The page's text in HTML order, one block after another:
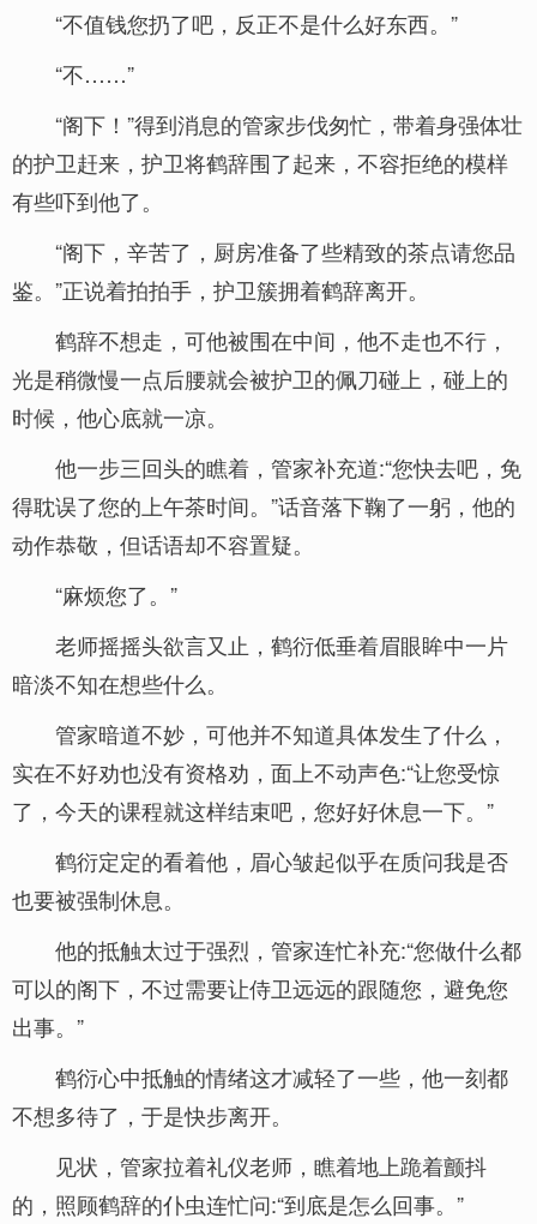
“不值钱您扔了吧，反正不是什么好东西。”
“不……”
“阁下！”得到消息的管家步伐匆忙，带着身强体壮
的护卫赶来，护卫将鹤辞围了起来，不容拒绝的模样
有些吓到他了。
“阁下，辛苦了，厨房准备了些精致的茶点请您品
鉴。”正说着拍拍手，护卫簇拥着鹤辞离开。
鹤辞不想走，可他被围在中间，他不走也不行，
光是稍微慢一点后腰就会被护卫的佩刀碰上，碰上的
时候，他心底就一凉。
他一步三回头的瞧着，管家补充道:“您快去吧，免
得耽误了您的上午茶时间。”话音落下鞠了一躬，他的
动作恭敬，但话语却不容置疑。
“麻烦您了。”
老师摇摇头欲言又止，鹤衍低垂着眉眼眸中一片
暗淡不知在想些什么。
管家暗道不妙，可他并不知道具体发生了什么，
实在不好劝也没有资格劝，面上不动声色:“让您受惊
了，今天的课程就这样结束吧，您好好休息一下。”
鹤衍定定的看着他，眉心皱起似乎在质问我是否
也要被强制休息。
他的抵触太过于强烈，管家连忙补充:“您做什么都
可以的阁下，不过需要让侍卫远远的跟随您，避免您
出事。”
鹤衍心中抵触的情绪这才减轻了一些，他一刻都
不想多待了，于是快步离开。
见状，管家拉着礼仪老师，瞧着地上跪着颤抖
的，照顾鹤辞的仆虫连忙问:“到底是怎么回事。”